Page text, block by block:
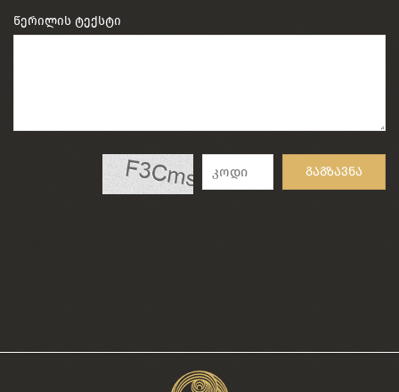
წერილის ტექსტი
გაგზავნა